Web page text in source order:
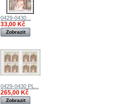
0429-0430...
33,00 Kč
Zobrazit
0429-0430 PL...
265,00 Kč
Zobrazit